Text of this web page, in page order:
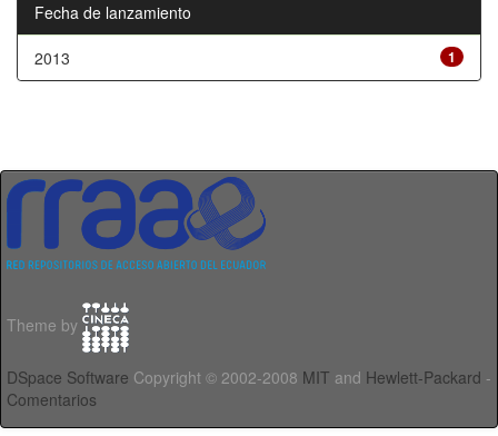
Fecha de lanzamiento
1
2013
Theme by
DSpace Software Copyright © 2002-2008 MIT and Hewlett-Packard -
Comentarios